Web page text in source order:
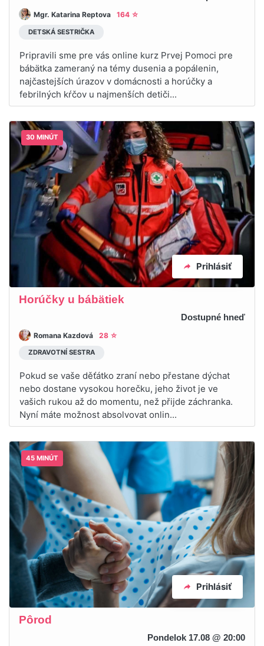
Mgr. Katarina Reptova 164 ☆
DETSKÁ SESTRIČKA
Pripravili sme pre vás online kurz Prvej Pomoci pre
bábätka zameraný na témy dusenia a popálenin,
najčastejších úrazov v domácnosti a horúčky a
febrilných kŕčov u najmenších detiči...
30 MINÚT
Prihlásiť
Horúčky u bábätiek
Dostupné hneď
Romana Kazdová 28 ☆
ZDRAVOTNÍ SESTRA
Pokud se vaše děťátko zraní nebo přestane dýchat
nebo dostane vysokou horečku, jeho život je ve
vašich rukou až do momentu, než přijde záchranka.
Nyní máte možnost absolvovat onlin...
45 MINÚT
Prihlásiť
Pôrod
Pondelok 17.08 @ 20:00